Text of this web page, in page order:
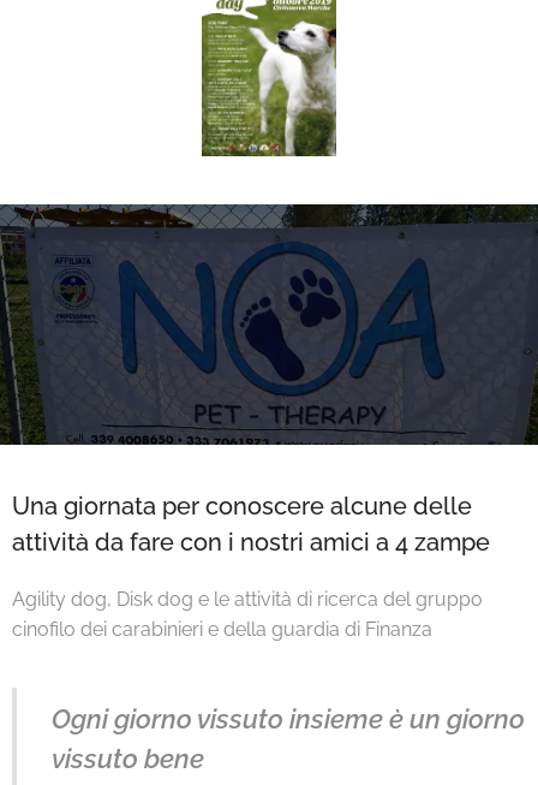
Una giornata per conoscere alcune delle
attività da fare con i nostri amici a 4 zampe
Agility dog, Disk dog e le attività di ricerca del gruppo
cinofilo dei carabinieri e della guardia di Finanza
Ogni giorno vissuto insieme è un giorno
vissuto bene